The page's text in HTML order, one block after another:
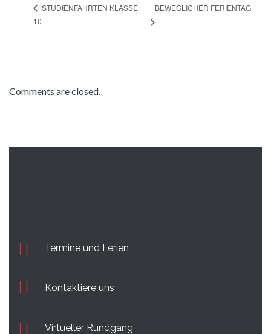
STUDIENFAHRTEN KLASSE
10
BEWEGLICHER FERIENTAG
Comments are closed.
Termine und Ferien
Kontaktiere uns
Virtueller Rundgang